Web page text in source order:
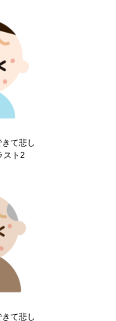
て悲し
スト2
て悲し